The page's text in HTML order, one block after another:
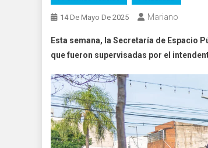
14 De Mayo De 2025 Mariano
Esta semana, la Secretaría de Espacio
que fueron supervisadas por el